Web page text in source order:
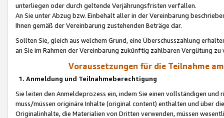
unterliegen oder durch geltende Verjährungsfristen verfallen.
An Sie unter Abzug bzw. Einbehalt aller in der Vereinbarung
Ihnen gemäß der Vereinbarung zustehenden Beträge dar.
Sollten Sie, gleich aus welchem Grund, eine Überschusszahlung
an Sie im Rahmen der Vereinbarung zukünftig zahlbaren Vergütung zu
Voraussetzungen für die Teilnahme
1. Anmeldung und Teilnahmeberechtigung
Sie leiten den Anmeldeprozess ein, indem Sie einen vollständigen
muss/müssen originäre Inhalte (original content) enthalten und über
Originalinhalte, die Materialien von Dritten verwenden, müssen